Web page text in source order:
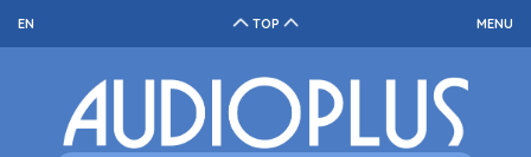
TOP MENU
EN